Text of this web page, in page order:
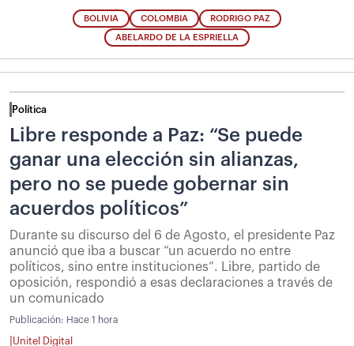
BOLIVIA COLOMBIA RODRIGO PAZ
ABELARDO DE LA ESPRIELLA
Política
Libre responde a Paz: “Se puede
ganar una elección sin alianzas,
pero no se puede gobernar sin
acuerdos políticos”
Durante su discurso del 6 de Agosto, el presidente Paz
anunció que iba a buscar “un acuerdo no entre
políticos, sino entre instituciones”. Libre, partido de
oposición, respondió a esas declaraciones a través de
un comunicado
Publicación: Hace 1 hora
Unitel Digital